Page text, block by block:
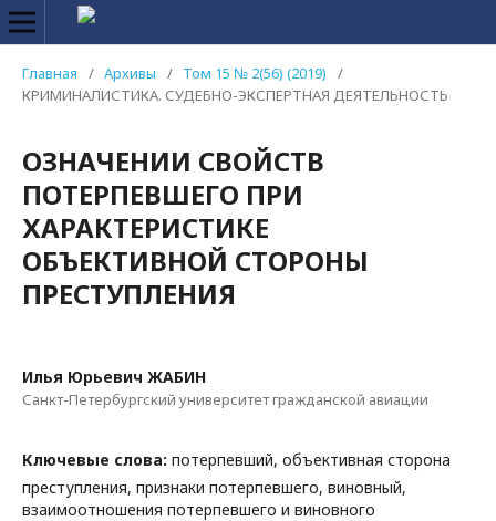
Главная / Архивы / Том 15 № 2(56) (2019)
/
КРИМИНАЛИСТИКА. СУДЕБНО-ЭКСПЕРТНАЯ ДЕЯТЕЛЬНОСТЬ
ОЗНАЧЕНИИ СВОЙСТВ
ПОТЕРПЕВШЕГО ПРИ
ХАРАКТЕРИСТИКЕ
ОБЪЕКТИВНОЙ СТОРОНЫ
ПРЕСТУПЛЕНИЯ
Илья Юрьевич ЖАБИН
Санкт-Петербургский университет гражданской авиации
Ключевые слова: потерпевший, объективная сторона
преступления, признаки потерпевшего, виновный,
взаимоотношения потерпевшего и виновного